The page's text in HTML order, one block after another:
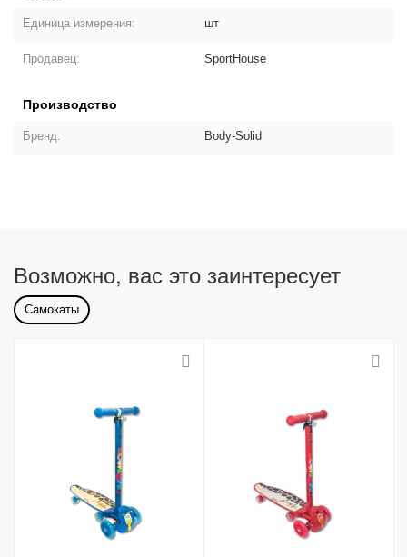
Единица измерения: шт
Продавец: SportHouse
Производство
Бренд: Body-Solid
Возможно, вас это заинтересует
Самокаты